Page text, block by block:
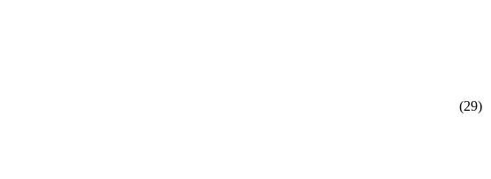
(29)